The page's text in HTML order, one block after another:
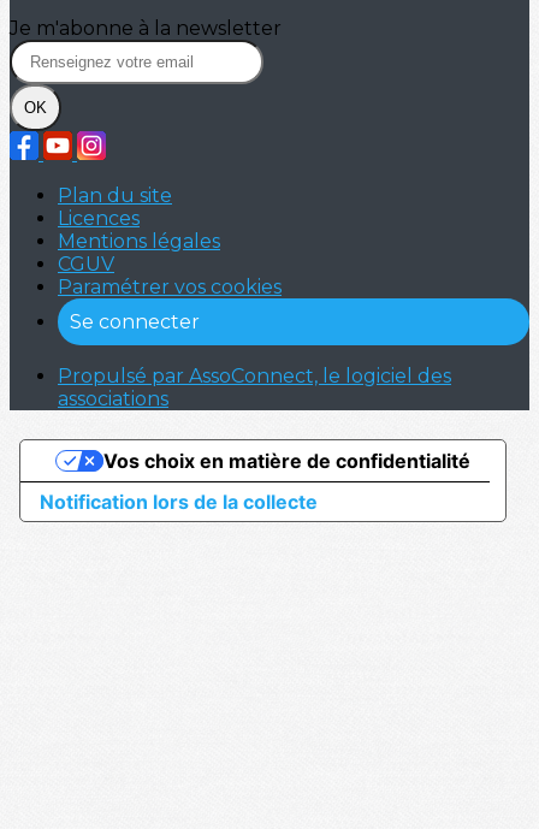
Je m'abonne à la newsletter
OK
Plan du site
Licences
Mentions légales
CGUV
Paramétrer vos cookies
Se connecter
Propulsé par AssoConnect, le logiciel des
associations
Notification lors de la collecte
Vos choix en matière de confidentialité